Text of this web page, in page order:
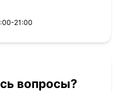
21:00
вопросы?